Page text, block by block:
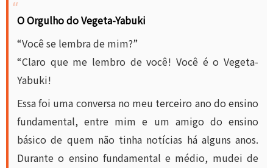
O Orgulho do Vegeta-Yabuki
“Você se lembra de mim?”
“Claro que me lembro de você! Você é o Vegeta-
Yabuki!
Essa foi uma conversa no meu terceiro ano do ensino
fundamental, entre mim e um amigo do ensino
básico de quem não tinha notícias há alguns anos.
Durante o ensino fundamental e médio, mudei de